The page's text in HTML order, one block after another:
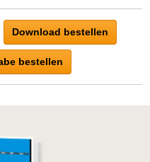
Download bestellen
bestellen